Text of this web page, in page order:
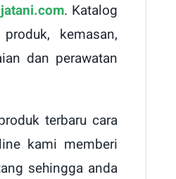
. Katalog
kemasan,
dan perawatan
terbaru cara
kami memberi
sehingga anda